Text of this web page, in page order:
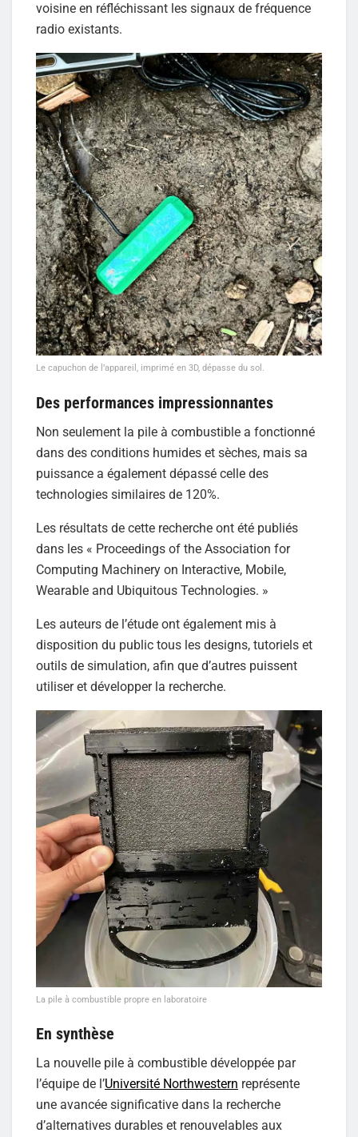
voisine en réfléchissant les signaux de fréquence
radio existants.
Le capuchon de l’appareil, imprimé en 3D, dépasse du sol.
Des performances impressionnantes
Non seulement la pile à combustible a fonctionné
dans des conditions humides et sèches, mais sa
puissance a également dépassé celle des
technologies similaires de 120%.
Les résultats de cette recherche ont été publiés
dans les « Proceedings of the Association for
Computing Machinery on Interactive, Mobile,
Wearable and Ubiquitous Technologies. »
Les auteurs de l’étude ont également mis à
disposition du public tous les designs, tutoriels et
outils de simulation, afin que d’autres puissent
utiliser et développer la recherche.
La pile à combustible propre en laboratoire
En synthèse
La nouvelle pile à combustible développée par
l’équipe de l’Université Northwestern représente
une avancée significative dans la recherche
d’alternatives durables et renouvelables aux